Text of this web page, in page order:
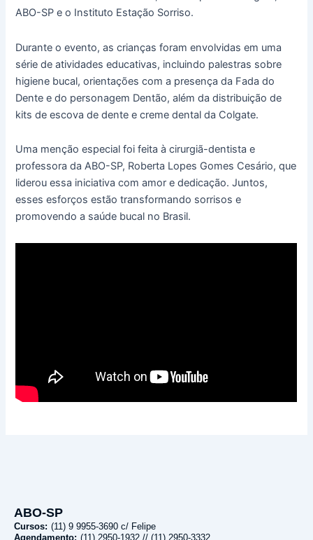
ABO-SP e o Instituto Estação Sorriso.
Durante o evento, as crianças foram envolvidas em uma
série de atividades educativas, incluindo palestras sobre
higiene bucal, orientações com a presença da Fada do
Dente e do personagem Dentão, além da distribuição de
kits de escova de dente e creme dental da Colgate.
Uma menção especial foi feita à cirurgiã-dentista e
professora da ABO-SP, Roberta Lopes Gomes Cesário, que
liderou essa iniciativa com amor e dedicação. Juntos,
esses esforços estão transformando sorrisos e
promovendo a saúde bucal no Brasil.
ABO-SP
Cursos: (11) 9 9955-3690 c/ Felipe
Agendamento: (11) 2950-1932 // (11) 2950-3332